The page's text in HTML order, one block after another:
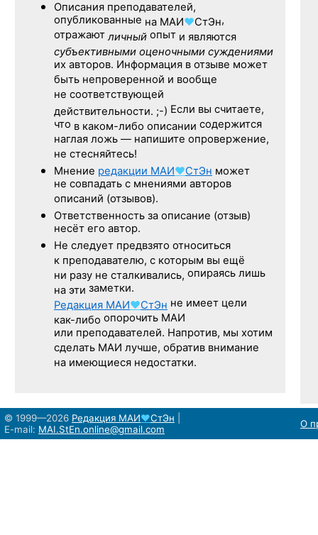
Описания преподавателей,
опубликованные на МАИ♥СтЭн,
отражаютличный опыт и являются
субъективными оценочными суждениями
их авторов. Информация в отзыве может
быть непроверенной и вообще
не соответствующей
действительности. ;-) Если вы считаете,
что в каком-либо описании содержится
наглая ложь — напишите опровержение,
не стесняйтесь!
Мнение редакции МАИ♥СтЭн может
не совпадать с мнениями авторов
описаний (отзывов).
Ответственность за описание (отзыв)
несёт его автор.
Не следует предвзято относиться
к преподавателю, с которым вы ещё
ни разу не сталкивались, опираясь лишь
на эти заметки.
Редакция МАИ♥СтЭн не имеет цели
как-либо опорочить МАИ
или преподавателей. Напротив, мы хотим
сделать МАИ лучше, обратив внимание
на имеющиеся недостатки.
© 1999—2026 Редакция МАИ♥СтЭн
E-mail: MAI.StEn.online@gmail.com О